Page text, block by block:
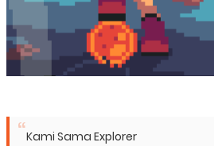
Kami Sama Explorer